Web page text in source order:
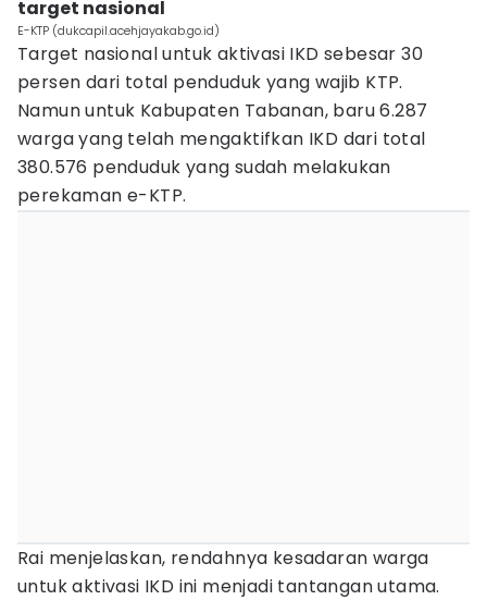
target nasional
E-KTP (dukcapil.acehjayakab.go.id)
Target nasional untuk aktivasi IKD sebesar 30
persen dari total penduduk yang wajib KTP.
Namun untuk Kabupaten Tabanan, baru 6.287
warga yang telah mengaktifkan IKD dari total
380.576 penduduk yang sudah melakukan
perekaman e-KTP.
Rai menjelaskan, rendahnya kesadaran warga
untuk aktivasi IKD ini menjadi tantangan utama.